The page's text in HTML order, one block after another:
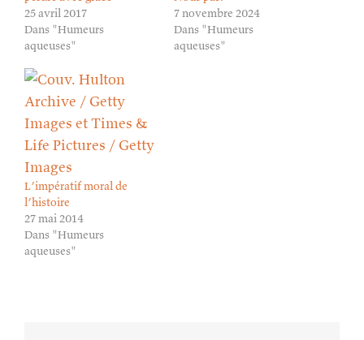
25 avril 2017
Dans "Humeurs
aqueuses"
7 novembre 2024
Dans "Humeurs
aqueuses"
L’impératif moral de
l’histoire
27 mai 2014
Dans "Humeurs
aqueuses"